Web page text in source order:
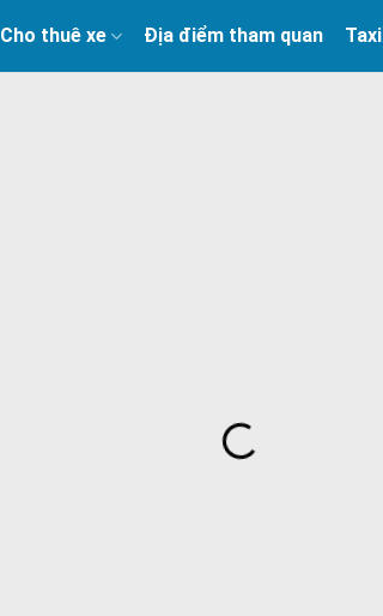
Cho thuê xe Địa điểm tham quan Taxi